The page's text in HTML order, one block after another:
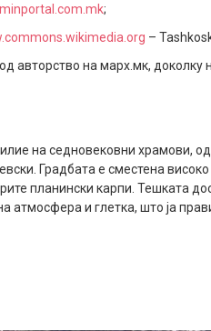
;
–
авторство на марх.мк, доколку
на седновековни храмови, од
Градбата е сместена
планински карпи. Тешката
атмосфера и глетка, што ја